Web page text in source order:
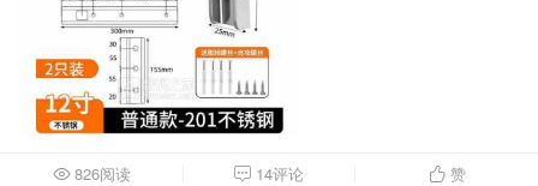
826阅读  14评论  赞